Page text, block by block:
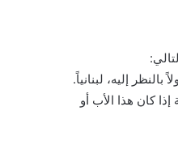
إليه، لبنانياً.
إذا كان هذا الأب أو